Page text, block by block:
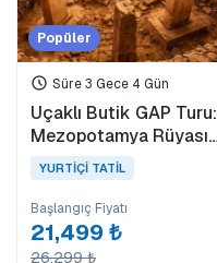
0EUR
Tur Süresi
1 Gün
1 Gece 2 Gün
3 Gece 4 Gün
Popüler
Süre 3 Gece 4 Gün
Uçaklı Butik GAP Turu:
Mezopotamya Rüyası
(4 Gün - 3 Gece)
YURTİÇİ TATİL
Başlangıç Fiyatı
21,499 ₺
26,299 ₺